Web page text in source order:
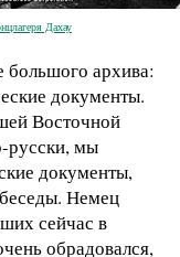
Дахау
большого архива:
документы.
Восточной
русски, мы
документы,
Немец
сейчас в
обрадовался,